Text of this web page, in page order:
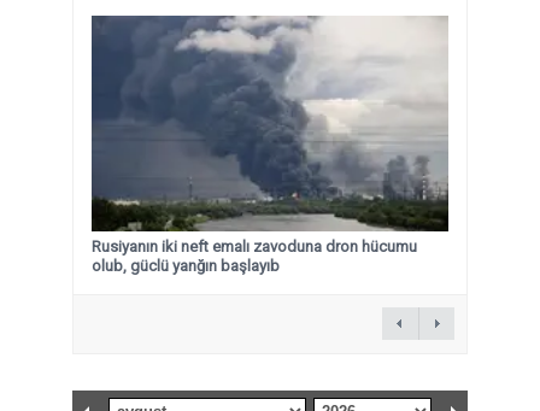
Rusiyanın iki neft emalı zavoduna dron hücumu
olub, güclü yanğın başlayıb